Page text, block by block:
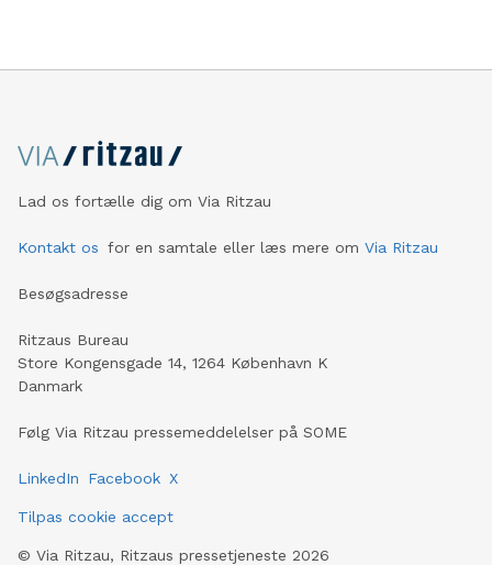
Lad os fortælle dig om Via Ritzau
Kontakt os for en samtale eller læs mere om Via Ritzau
Besøgsadresse
Ritzaus Bureau
Store Kongensgade 14, 1264 København K
Danmark
Følg Via Ritzau pressemeddelelser på SOME
LinkedIn Facebook X
Tilpas cookie accept
© Via Ritzau, Ritzaus pressetjeneste 2026